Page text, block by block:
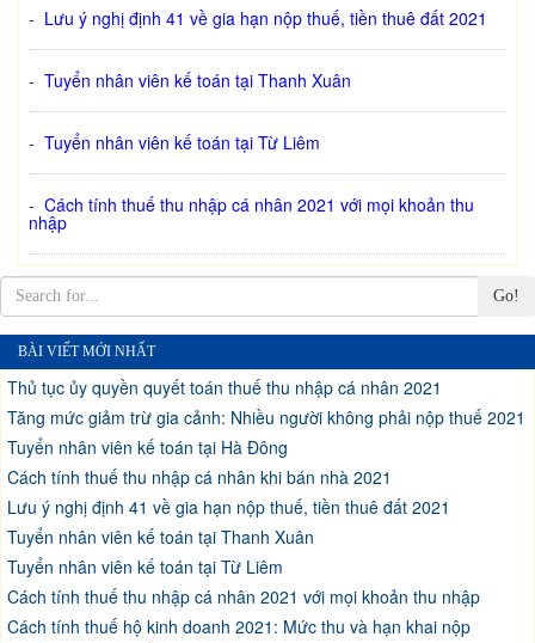
- Lưu ý nghị định 41 về gia hạn nộp thuế, tiền thuê đất 2021
- Tuyển nhân viên kế toán tại Thanh Xuân
- Tuyển nhân viên kế toán tại Từ Liêm
- Cách tính thuế thu nhập cá nhân 2021 với mọi khoản thu
nhập
Go!
BÀI VIẾT MỚI NHẤT
Thủ tục ủy quyền quyết toán thuế thu nhập cá nhân 2021
Tăng mức giảm trừ gia cảnh: Nhiều người không phải nộp thuế 2021
Tuyển nhân viên kế toán tại Hà Đông
Cách tính thuế thu nhập cá nhân khi bán nhà 2021
Lưu ý nghị định 41 về gia hạn nộp thuế, tiền thuê đất 2021
Tuyển nhân viên kế toán tại Thanh Xuân
Tuyển nhân viên kế toán tại Từ Liêm
Cách tính thuế thu nhập cá nhân 2021 với mọi khoản thu nhập
Cách tính thuế hộ kinh doanh 2021: Mức thu và hạn khai nộp